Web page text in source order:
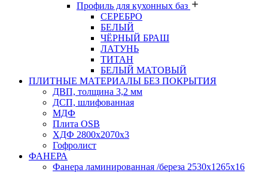
Профиль для кухонных баз
СЕРЕБРО
БЕЛЫЙ
ЧЁРНЫЙ БРАШ
ЛАТУНЬ
ТИТАН
БЕЛЫЙ МАТОВЫЙ
ПЛИТНЫЕ МАТЕРИАЛЫ БЕЗ ПОКРЫТИЯ
ДВП, толщина 3,2 мм
ДСП, шлифованная
МДФ
Плита OSB
ХДФ 2800х2070х3
Гофролист
ФАНЕРА
Фанера ламинированная /береза 2530х1265х16